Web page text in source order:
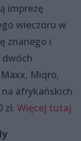
imprezę
wieczoru w
znanego i
dwóch
Miqro,
afrykańskich
Więcej tutaj